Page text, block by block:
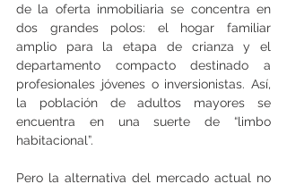
de la oferta inmobiliaria se concentra en
dos grandes polos: el hogar familiar
amplio para la etapa de crianza y el
departamento compacto destinado a
profesionales jóvenes o inversionistas. Así,
la población de adultos mayores se
encuentra en una suerte de “limbo
habitacional”.
Pero la alternativa del mercado actual no